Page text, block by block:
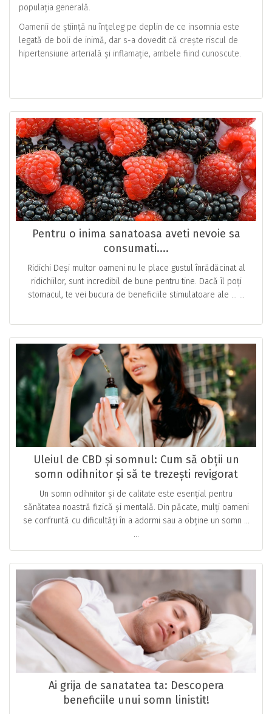
populația generală.
Oamenii de știință nu înțeleg pe deplin de ce insomnia este
legată de boli de inimă, dar s-a dovedit că crește riscul de
hipertensiune arterială și inflamație, ambele fiind cunoscute.
Pentru o inima sanatoasa aveti nevoie sa
consumati....
Ridichi Deși multor oameni nu le place gustul înrădăcinat al
ridichiilor, sunt incredibil de bune pentru tine. Dacă îl poți
stomacul, te vei bucura de beneficiile stimulatoare ale … ...
Uleiul de CBD și somnul: Cum să obții un
somn odihnitor și să te trezești revigorat
Un somn odihnitor și de calitate este esențial pentru
sănătatea noastră fizică și mentală. Din păcate, mulți oameni
se confruntă cu dificultăți în a adormi sau a obține un somn …
...
Ai grija de sanatatea ta: Descopera
beneficiile unui somn linistit!